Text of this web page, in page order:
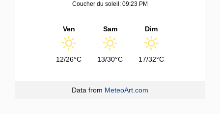
Coucher du soleil: 09:23 PM
Ven
12/26°C
Sam
13/30°C
Dim
17/32°C
Data from MeteoArt.com